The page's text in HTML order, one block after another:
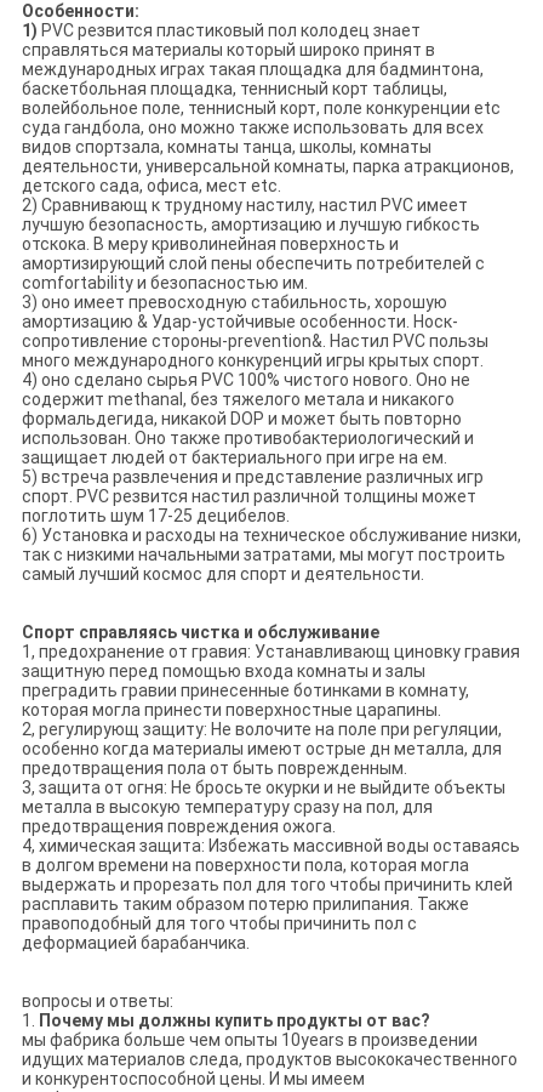
Особенности:
1) PVC резвится пластиковый пол колодец знает
справляться материалы который широко принят в
международных играх такая площадка для бадминтона,
баскетбольная площадка, теннисный корт таблицы,
волейбольное поле, теннисный корт, поле конкуренции etc
суда гандбола, оно можно также использовать для всех
видов спортзала, комнаты танца, школы, комнаты
деятельности, универсальной комнаты, парка атракционов,
детского сада, офиса, мест etc.
2) Сравнивающ к трудному настилу, настил PVC имеет
лучшую безопасность, амортизацию и лучшую гибкость
отскока. В меру криволинейная поверхность и
амортизирующий слой пены обеспечить потребителей с
comfortability и безопасностью им.
3) оно имеет превосходную стабильность, хорошую
амортизацию & Удар-устойчивые особенности. Носк-
сопротивление стороны-prevention&. Настил PVC пользы
много международного конкуренций игры крытых спорт.
4) оно сделано сырья PVC 100% чистого нового. Оно не
содержит methanal, без тяжелого метала и никакого
формальдегида, никакой DOP и может быть повторно
использован. Оно также противобактериологический и
защищает людей от бактериального при игре на ем.
5) встреча развлечения и представление различных игр
спорт. PVC резвится настил различной толщины может
поглотить шум 17-25 децибелов.
6) Установка и расходы на техническое обслуживание низки,
так с низкими начальными затратами, мы могут построить
самый лучший космос для спорт и деятельности.
Спорт справляясь чистка и обслуживание
1, предохранение от гравия: Устанавливающ циновку гравия
защитную перед помощью входа комнаты и залы
преградить гравии принесенные ботинками в комнату,
которая могла принести поверхностные царапины.
2, регулирующ защиту: Не волочите на поле при регуляции,
особенно когда материалы имеют острые дн металла, для
предотвращения пола от быть поврежденным.
3, защита от огня: Не бросьте окурки и не выйдите объекты
металла в высокую температуру сразу на пол, для
предотвращения повреждения ожога.
4, химическая защита: Избежать массивной воды оставаясь
в долгом времени на поверхности пола, которая могла
выдержать и прорезать пол для того чтобы причинить клей
расплавить таким образом потерю прилипания. Также
правоподобный для того чтобы причинить пол с
деформацией барабанчика.
вопросы и ответы:
1. Почему мы должны купить продукты от вас?
мы фабрика больше чем опыты 10years в произведении
идущих материалов следа, продуктов высококачественного
и конкурентоспособной цены. И мы имеем